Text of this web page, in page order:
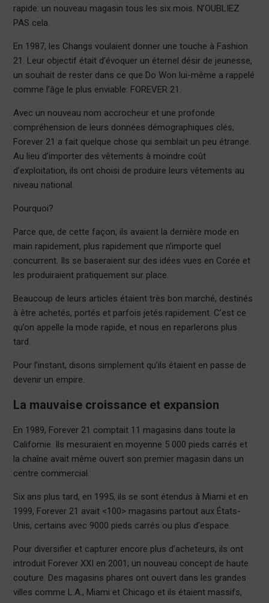
rapide: un nouveau magasin tous les six mois. N’OUBLIEZ
PAS cela.
En 1987, les Changs voulaient donner une touche à Fashion
21. Leur objectif était d’évoquer un éternel désir de jeunesse,
un souhait de rester dans ce que Do Won lui-même a rappelé
comme l’âge le plus enviable: FOREVER 21.
Avec un nouveau nom accrocheur et une profonde
compréhension de leurs données démographiques clés,
Forever 21 a fait quelque chose qui semblait un peu étrange.
Au lieu d’importer des vêtements à moindre coût
d’exploitation, ils ont choisi de produire leurs vêtements au
niveau national.
Pourquoi?
Parce que, de cette façon, ils avaient la dernière mode en
main rapidement, plus rapidement que n’importe quel
concurrent. Ils se baseraient sur des idées vues en Corée et
les produiraient pratiquement sur place.
Beaucoup de leurs articles étaient très bon marché, destinés
à être achetés, portés et parfois jetés rapidement. C’est ce
qu’on appelle la mode rapide, et nous en reparlerons plus
tard.
Pour l’instant, disons simplement qu’ils étaient en passe de
devenir un empire.
La mauvaise croissance et expansion
En 1989, Forever 21 comptait 11 magasins dans toute la
Californie. Ils mesuraient en moyenne 5 000 pieds carrés et
la chaîne avait même ouvert son premier magasin dans un
centre commercial.
Six ans plus tard, en 1995, ils se sont étendus à Miami et en
1999, Forever 21 avait <100> magasins partout aux États-
Unis, certains avec 9000 pieds carrés ou plus d’espace.
Pour diversifier et capturer encore plus d’acheteurs, ils ont
introduit Forever XXI en 2001; un nouveau concept de haute
couture. Des magasins phares ont ouvert dans les grandes
villes comme L.A., Miami et Chicago et ils étaient massifs,